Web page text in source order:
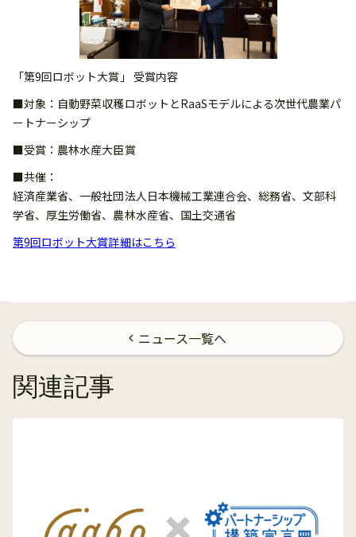
「第9回ロボット大賞」 受賞内容
■対象：自動野菜収穫ロボットとRaaSモデルによる次世代農業パ
ートナーシップ
■受賞：農林水産大臣賞
■共催：
経済産業省、一般社団法人日本機械工業連合会、総務省、文部科
学省、厚生労働省、農林水産省、国土交通省
第9回ロボット大賞詳細はこちら
chevron_left ニュース一覧へ
関連記事